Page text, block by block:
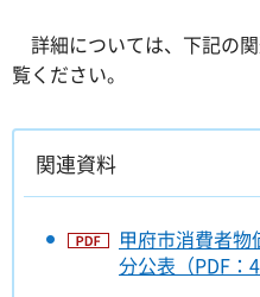
詳細については、下記の
覧ください。
関連資料
甲府市消費者物
分公表（PDF：